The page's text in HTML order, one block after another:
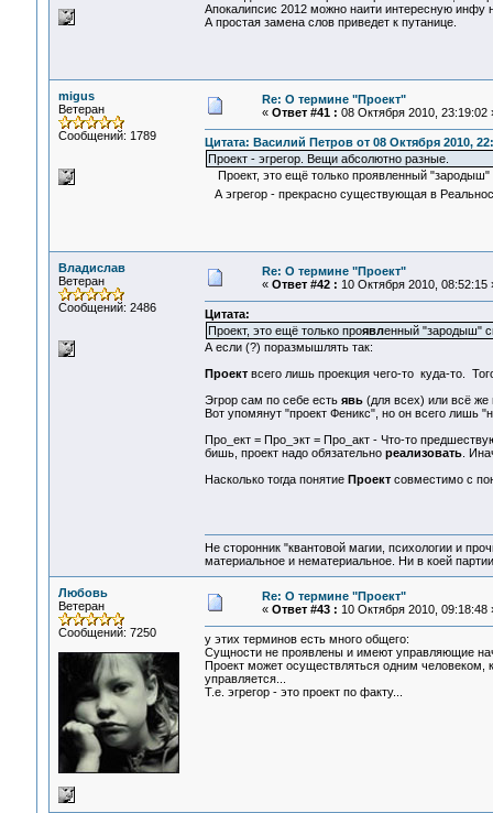
Апокалипсис 2012 можно наити интересную инфу
А простая замена слов приведет к путанице.
migus
Ветеран
Сообщений: 1789
Re: О термине "Проект"
« Ответ #41 : 08 Октября 2010, 23:19:02
Цитата: Василий Петров от 08 Октября 2010,
Проект - эгрегор. Вещи абсолютно разные.
Проект, это ещё только проявленный "зародыш"
А эгрегор - прекрасно существующая в
Владислав
Ветеран
Сообщений: 2486
Re: О термине "Проект"
« Ответ #42 : 10 Октября 2010, 08:52:15
Цитата:
Проект, это ещё только проявленный "зародыш"
А если (?) поразмышлять так:
Проект всего лишь проекция чего-то куда-то.
Эгрор сам по себе есть явь (для всех) или всё же
Вот упомянут "проект Феникс", но он всего лишь
Про_ект = Про_экт = Про_акт - Что-то
бишь, проект надо обязательно реализовать.
Насколько тогда понятие Проект совместимо с
Не сторонник "квантовой магии, психологии и
материальное и нематериальное. Ни в коей
Любовь
Ветеран
Сообщений: 7250
Re: О термине "Проект"
« Ответ #43 : 10 Октября 2010, 09:18:48
у этих терминов есть много общего:
Сущности не проявлены и имеют управляющие
Проект может осуществляться одним человеком,
управляется...
Т.е. эгрегор - это проект по факту...